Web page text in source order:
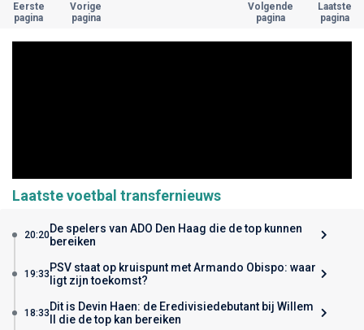
Eerste
pagina
Vorige
pagina
Volgende
pagina
Laatste
pagina
Laatste voetbal transfernieuws
20:20De spelers van ADO Den Haag die de top kunnen
bereiken
19:33 PSV staat op kruispunt met Armando Obispo: waar
ligt zijn toekomst?
18:33 Dit is Devin Haen: de Eredivisiedebutant bij Willem
II die de top kan bereiken